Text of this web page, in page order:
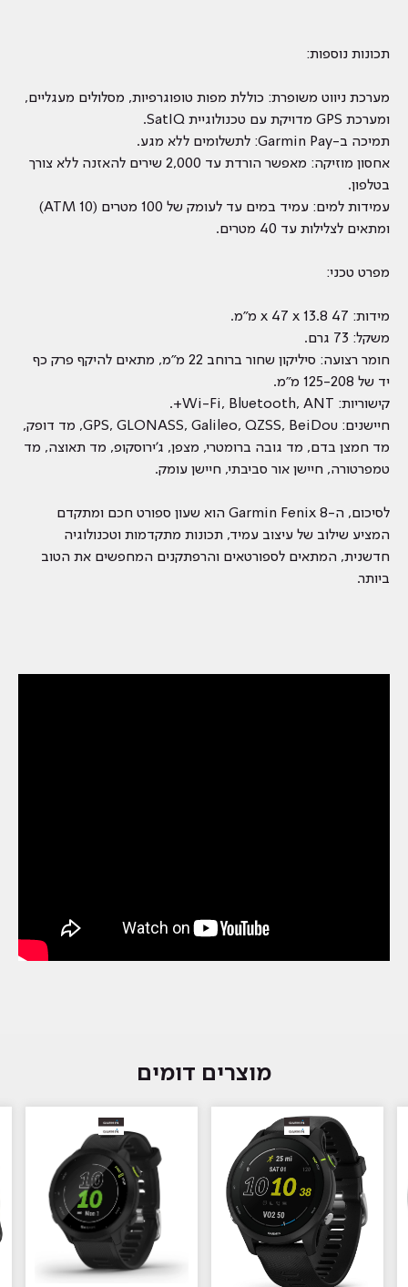
תכונות נוספות:
מערכת ניווט משופרת: כוללת מפות טופוגרפיות, מסלולים מעגליים,
ומערכת GPS מדויקת עם טכנולוגיית SatIQ.
תמיכה ב-Garmin Pay: לתשלומים ללא מגע.
אחסון מוזיקה: מאפשר הורדת עד 2,000 שירים להאזנה ללא צורך
בטלפון.
עמידות למים: עמיד במים עד לעומק של 100 מטרים (10 ATM)
ומתאים לצלילות עד 40 מטרים.
מפרט טכני:
מידות: 47 x 47 x 13.8 מ"מ.
משקל: 73 גרם.
חומר רצועה: סיליקון שחור ברוחב 22 מ"מ, מתאים להיקף פרק כף
יד של 125-208 מ"מ.
קישוריות: Wi-Fi, Bluetooth, ANT+.
חיישנים: GPS, GLONASS, Galileo, QZSS, BeiDou, מד דופק,
מד חמצן בדם, מד גובה ברומטרי, מצפן, ג'ירוסקופ, מד תאוצה, מד
טמפרטורה, חיישן אור סביבתי, חיישן עומק.
לסיכום, ה-Garmin Fenix 8 הוא שעון ספורט חכם ומתקדם
המציע שילוב של עיצוב עמיד, תכונות מתקדמות וטכנולוגיה
חדשנית, המתאים לספורטאים והרפתקנים המחפשים את הטוב
ביותר.
מוצרים דומים